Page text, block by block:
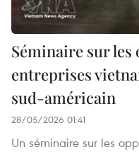
Séminaire sur
entreprises
sud-américain
28/05/2026 01:41
Un séminaire sur les